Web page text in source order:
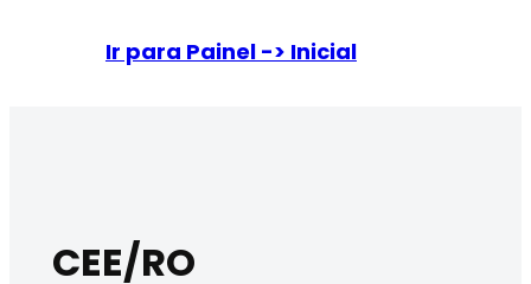
Ir para Painel -> Inicial
CEE/RO